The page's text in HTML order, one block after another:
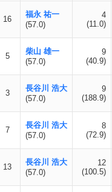
16
福永 祐一
(57.0)
4
(11.0)
5
柴山 雄一
(57.0)
9
(40.9)
3
長谷川 浩大
(57.0)
9
(188.9)
7
長谷川 浩大
(57.0)
8
(72.9)
13
長谷川 浩大
(57.0)
12
(100.5)